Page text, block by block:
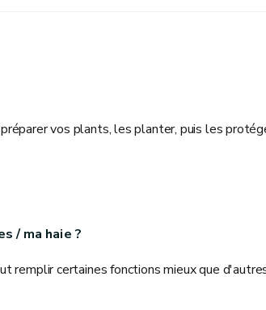
vos plants, les planter, puis les
/ ma haie ?
remplir certaines fonctions mieux que